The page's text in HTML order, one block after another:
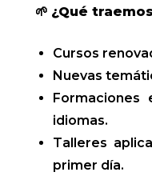
🌱 ¿Qué
Cursos
Nuevas
Formaciones
idiomas.
Talleres
primer día.